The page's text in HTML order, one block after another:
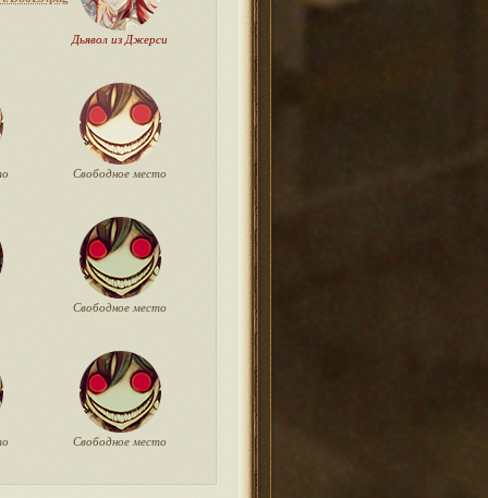
Дьявол из Джерси
Свободное место
Свободное место
Свободное место